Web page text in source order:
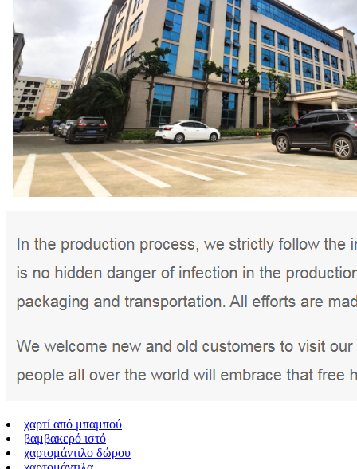
χαρτί από μπαμπού
βαμβακερό ιστό
χαρτομάντιλο δώρου